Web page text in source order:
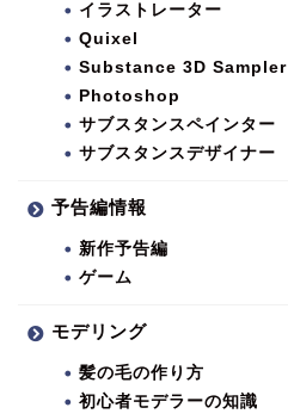
イラストレーター
Quixel
Substance 3D Sampler
Photoshop
サブスタンスペインター
サブスタンスデザイナー
予告編情報
新作予告編
ゲーム
モデリング
髪の毛の作り方
初心者モデラーの知識